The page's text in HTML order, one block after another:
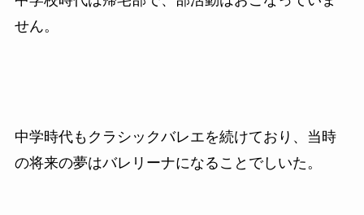
せん。
中学時代もクラシックバレエを続けており、当時
の将来の夢はバレリーナになることでしいた。